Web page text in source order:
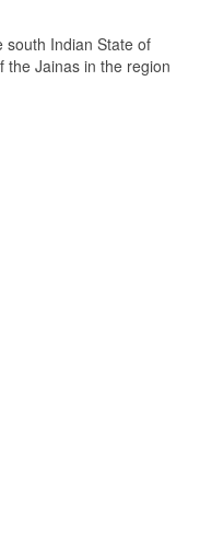
south Indian State of
the Jainas in the region